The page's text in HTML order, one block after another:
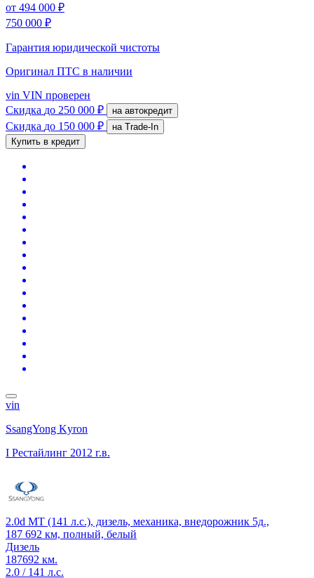
от 494 000 ₽
750 000 ₽
Гарантия юридической чистоты
Оригинал ПТС в наличии
vin VIN проверен
Скидка до 250 000 ₽ на автокредит
Скидка до 150 000 ₽
на Trade-In
Купить в кредит
vin
SsangYong Kyron
I Рестайлинг 2012 г.в.
2.0d MT (141 л.с.), дизель, механика, внедорожник 5д.,
187 692 км, полный, белый
Дизель
187692 км.
2.0 / 141 л.с.